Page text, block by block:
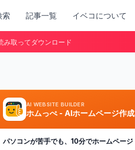
索 記事一覧 イベコについて
み取ってダウンロード
AI WEBSITE BUILDER
ホムっぺ - AIホームページ作成
パソコンが苦手でも、10分でホームページ